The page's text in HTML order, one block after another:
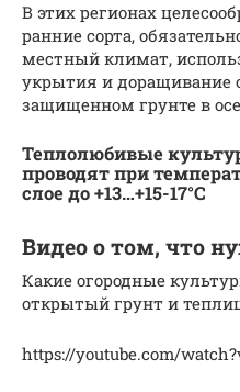
В этих регионах
ранние сорта,
местный климат,
укрытия и доращивание
защищенном грунте в
Теплолюбивые
проводят при
слое до +13…+15-17°С
Видео о том, что
Какие огородные
открытый грунт и
https://youtube.com/